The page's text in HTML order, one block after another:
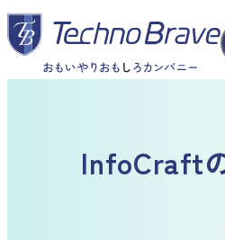
InfoCraft